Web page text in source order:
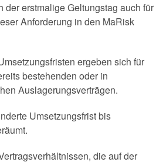
der erstmalige Geltungstag auch für
Anforderung in den MaRisk
ergeben sich für
bestehenden oder in
Auslagerungsverträgen.
Umsetzungsfrist bis
die auf der